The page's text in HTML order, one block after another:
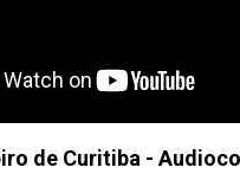
de Curitiba -